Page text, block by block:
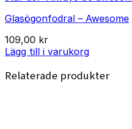
Glasögonfodral – Awesome
109,00 kr
Lägg till i varukorg
Relaterade produkter